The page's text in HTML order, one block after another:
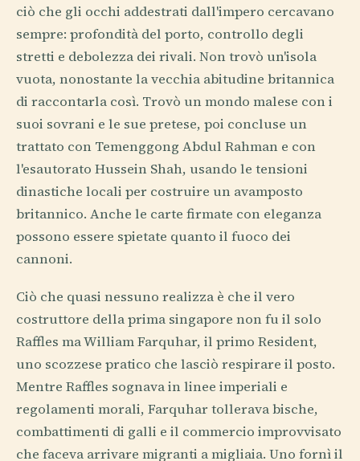
ciò che gli occhi addestrati dall'impero cercavano
sempre: profondità del porto, controllo degli
stretti e debolezza dei rivali. Non trovò un'isola
vuota, nonostante la vecchia abitudine britannica
di raccontarla così. Trovò un mondo malese con i
suoi sovrani e le sue pretese, poi concluse un
trattato con Temenggong Abdul Rahman e con
l'esautorato Hussein Shah, usando le tensioni
dinastiche locali per costruire un avamposto
britannico. Anche le carte firmate con eleganza
possono essere spietate quanto il fuoco dei
cannoni.
Ciò che quasi nessuno realizza è che il vero
costruttore della prima singapore non fu il solo
Raffles ma William Farquhar, il primo Resident,
uno scozzese pratico che lasciò respirare il posto.
Mentre Raffles sognava in linee imperiali e
regolamenti morali, Farquhar tollerava bische,
combattimenti di galli e il commercio improvvisato
che faceva arrivare migranti a migliaia. Uno fornì il